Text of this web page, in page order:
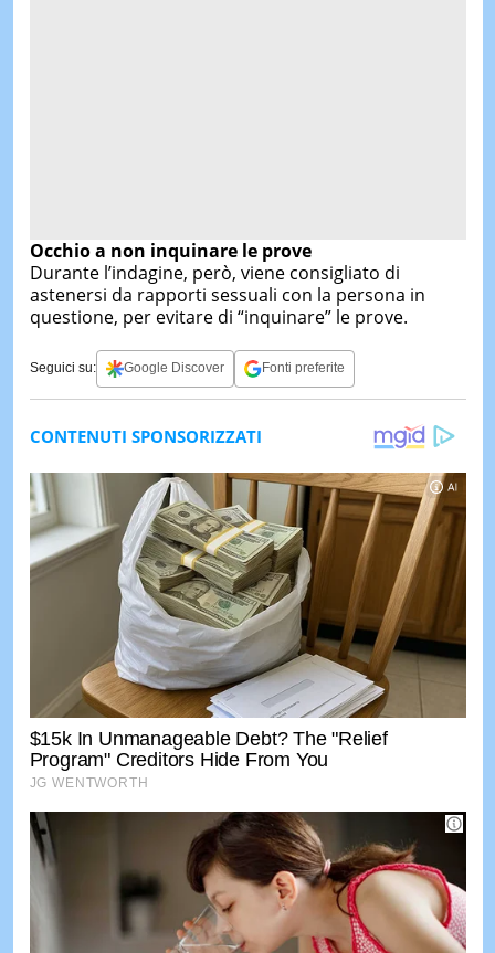
Occhio a non inquinare le prove
Durante l’indagine, però, viene consigliato di
astenersi da rapporti sessuali con la persona in
questione, per evitare di “inquinare” le prove.
Seguici su: Google Discover Fonti preferite